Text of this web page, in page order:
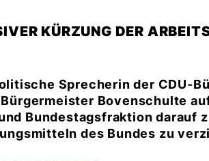
KÜRZUNG DER
Sprecherin der CDU-
Bovenschulte
Bundestagsfraktion darauf
des Bundes zu